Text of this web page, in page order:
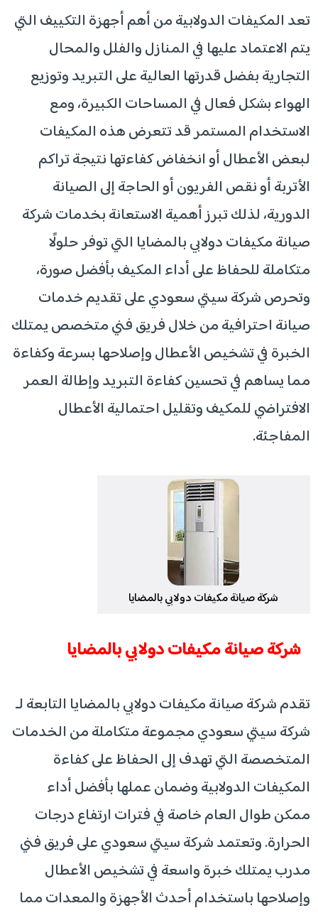
تعد المكيفات الدولابية من أهم أجهزة التكييف التي
يتم الاعتماد عليها في المنازل والفلل والمحال
التجارية بفضل قدرتها العالية على التبريد وتوزيع
الهواء بشكل فعال في المساحات الكبيرة، ومع
الاستخدام المستمر قد تتعرض هذه المكيفات
لبعض الأعطال أو انخفاض كفاءتها نتيجة تراكم
الأتربة أو نقص الفريون أو الحاجة إلى الصيانة
الدورية، لذلك تبرز أهمية الاستعانة بخدمات شركة
صيانة مكيفات دولابي بالمضايا التي توفر حلولًا
متكاملة للحفاظ على أداء المكيف بأفضل صورة،
وتحرص شركة سيتي سعودي على تقديم خدمات
صيانة احترافية من خلال فريق فني متخصص يمتلك
الخبرة في تشخيص الأعطال وإصلاحها بسرعة وكفاءة
مما يساهم في تحسين كفاءة التبريد وإطالة العمر
الافتراضي للمكيف وتقليل احتمالية الأعطال
المفاجئة.
شركة صيانة مكيفات دولابي بالمضايا
شركة صيانة مكيفات دولابي بالمضايا
تقدم شركة صيانة مكيفات دولابي بالمضايا التابعة لـ
شركة سيتي سعودي مجموعة متكاملة من الخدمات
المتخصصة التي تهدف إلى الحفاظ على كفاءة
المكيفات الدولابية وضمان عملها بأفضل أداء
ممكن طوال العام خاصة في فترات ارتفاع درجات
الحرارة. وتعتمد شركة سيتي سعودي على فريق فني
مدرب يمتلك خبرة واسعة في تشخيص الأعطال
وإصلاحها باستخدام أحدث الأجهزة والمعدات مما